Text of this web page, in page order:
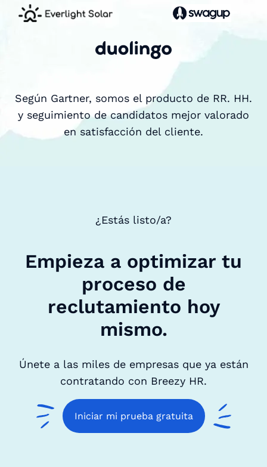
Según Gartner, somos el producto de RR. HH.
y seguimiento de candidatos mejor valorado
en satisfacción del cliente.
¿Estás listo/a?
Empieza a optimizar tu
proceso de
reclutamiento hoy
mismo.
Únete a las miles de empresas que ya están
contratando con Breezy HR.
Iniciar mi prueba gratuita